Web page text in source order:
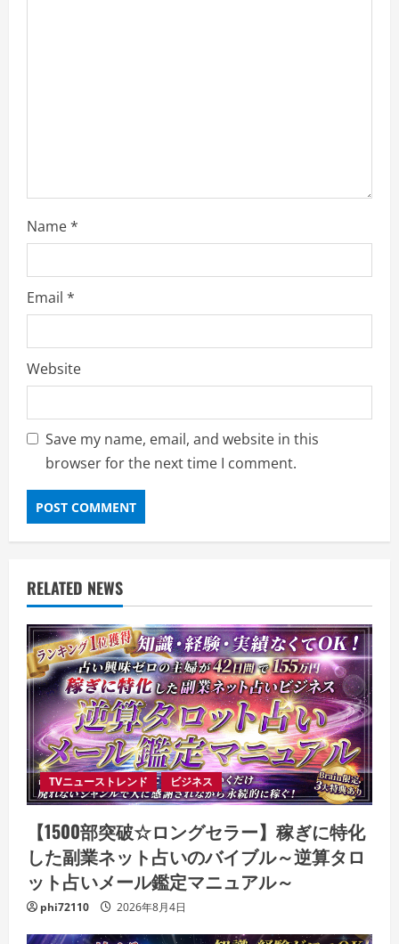
Name*
Email *
Website
Save my name, email, and website in this
browser for the next time I comment.
RELATED NEWS
TVニューストレンド ビジネス
【1500部突破☆ロングセラー】稼ぎに特化
した副業ネット占いのバイブル～逆算タロ
ット占いメール鑑定マニュアル～
phi72110 2026年8月4日